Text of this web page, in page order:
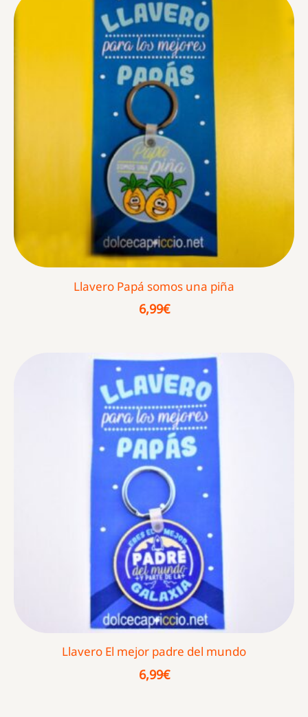
Llavero Papá somos una piña
6,99€
Llavero El mejor padre del mundo
6,99€